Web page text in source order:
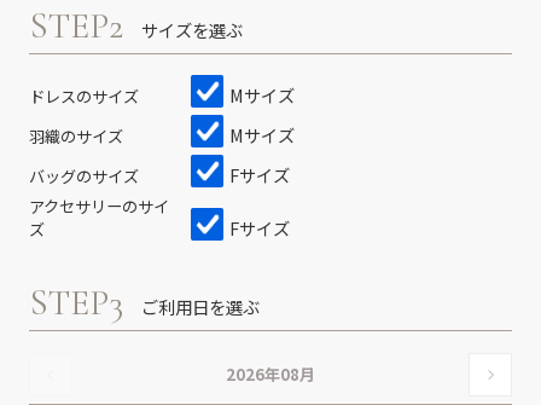
STEP2 サイズを選ぶ
ドレスのサイズ Mサイズ
羽織のサイズ Mサイズ
バッグのサイズ Fサイズ
アクセサリーのサイ
ズ
Fサイズ
STEP3 ご利用日を選ぶ
2026年08月